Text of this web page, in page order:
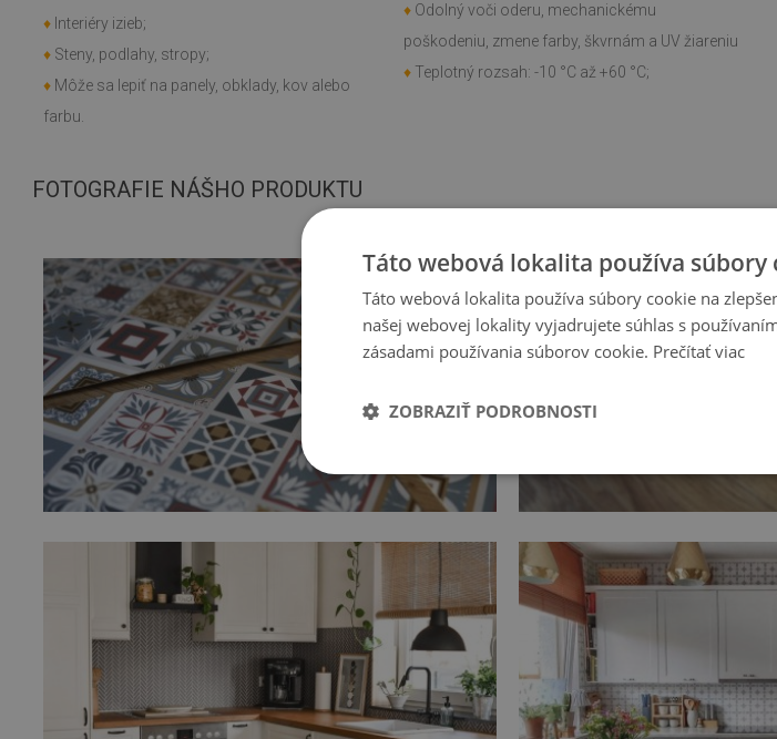
♦ Interiéry izieb;
♦ Steny, podlahy, stropy;
♦ Môže sa lepiť na panely, obklady, kov alebo
farbu.
♦ Odolný voči oderu, mechanickému
poškodeniu, zmene farby, škvrnám a UV žiareniu
♦ Teplotný rozsah: -10 °C až +60 °C;
FOTOGRAFIE NÁŠHO PRODUKTU
Táto webová lokalita používa súbory
Táto webová lokalita používa súbory cookie na
našej webovej lokality vyjadrujete súhlas s
zásadami používania súborov cookie. Prečítať viac
ZOBRAZIŤ PODROBNOSTI